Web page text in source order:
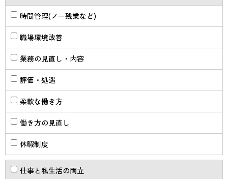
時間管理(ノー残業など)
職場環境改善
業務の見直し・内容
評価・処遇
柔軟な働き方
働き方の見直し
休暇制度
仕事と私生活の両立